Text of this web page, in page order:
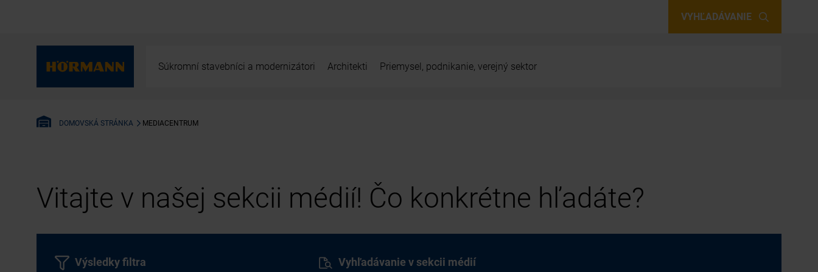
VYHĽADÁVANIE
Súkromní stavebníci a modernizátori Architekti Priemysel, podnikanie, verejný sektor
DOMOVSKÁ STRÁNKA MEDIACENTRUM
Vitajte v našej sekcii médií! Čo konkrétne hľadáte?
Vyhľadávanie v sekcii médií
Výsledky filtra